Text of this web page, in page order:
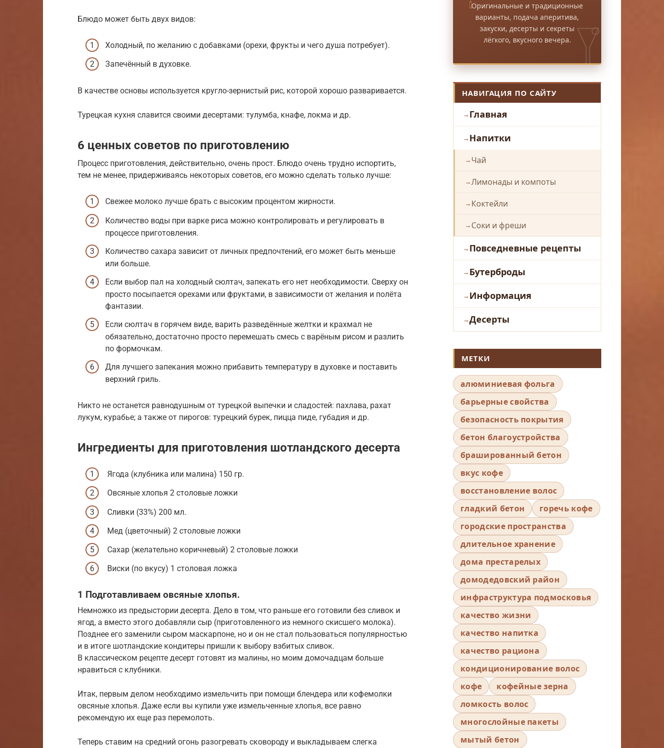
Блюдо может быть двух видов:
Холодный, по желанию с добавками (орехи, фрукты и чего душа потребует).
Запечённый в духовке.
В качестве основы используется кругло-зернистый рис, которой хорошо разваривается.
Турецкая кухня славится своими десертами: тулумба, кнафе, локма и др.
6 ценных советов по приготовлению
Процесс приготовления, действительно, очень прост. Блюдо очень трудно испортить,
тем не менее, придерживаясь некоторых советов, его можно сделать только лучше:
Свежее молоко лучше брать с высоким процентом жирности.
Количество воды при варке риса можно контролировать и регулировать в
процессе приготовления.
Количество сахара зависит от личных предпочтений, его может быть меньше
или больше.
Если выбор пал на холодный сюлтач, запекать его нет необходимости. Сверху он
просто посыпается орехами или фруктами, в зависимости от желания и полёта
фантазии.
Если сюлтач в горячем виде, варить разведённые желтки и крахмал не
обязательно, достаточно просто перемешать смесь с варёным рисом и разлить
по формочкам.
Для лучшего запекания можно прибавить температуру в духовке и поставить
верхний гриль.
Никто не останется равнодушным от турецкой выпечки и сладостей: пахлава, рахат
лукум, курабье; а также от пирогов: турецкий бурек, пицца пиде, губадия и др.
Ингредиенты для приготовления шотландского десерта
Ягода (клубника или малина) 150 гр.
Овсяные хлопья 2 столовые ложки
Сливки (33%) 200 мл.
Мед (цветочный) 2 столовые ложки
Сахар (желательно коричневый) 2 столовые ложки
Виски (по вкусу) 1 столовая ложка
1 Подготавливаем овсяные хлопья.
Немножко из предыстории десерта. Дело в том, что раньше его готовили без сливок и
ягод, а вместо этого добавляли сыр (приготовленного из немного скисшего молока).
Позднее его заменили сыром маскарпоне, но и он не стал пользоваться популярностью
и в итоге шотландские кондитеры пришли к выбору взбитых сливок.
В классическом рецепте десерт готовят из малины, но моим домочадцам больше
нравиться с клубники.
Итак, первым делом необходимо измельчить при помощи блендера или кофемолки
овсяные хлопья. Даже если вы купили уже измельченные хлопья, все равно
рекомендую их еще раз перемолоть.
Теперь ставим на средний огонь разогревать сковороду и выкладываем слегка
Оригинальные и традиционные
варианты, подача аперитива,
закуски, десерты и секреты
лёгкого, вкусного вечера.
НАВИГАЦИЯ ПО САЙТУ
Главная
Напитки
Чай
Лимонады и компоты
Коктейли
Соки и фреши
Повседневные рецепты
Бутерброды
Информация
Десерты
МЕТКИ
алюминиевая фольга
барьерные свойства
безопасность покрытия
бетон благоустройства
брашированный бетон
вкус кофе
восстановление волос
гладкий бетон
горечь кофе
городские пространства
длительное хранение
дома престарелых
домодедовский район
инфраструктура подмосковья
качество жизни
качество напитка
качество рациона
кондиционирование волос
кофе
кофейные зерна
ломкость волос
многослойные пакеты
мытый бетон